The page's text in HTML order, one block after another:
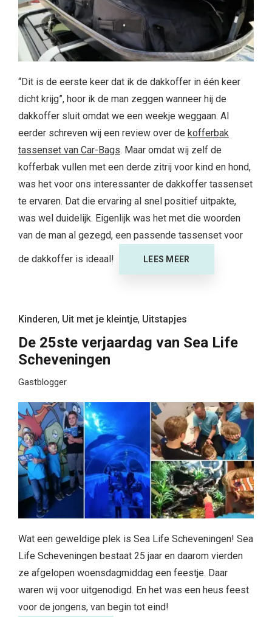
“Dit is de eerste keer dat ik de dakkoffer in één keer
dicht krijg”, hoor ik de man zeggen wanneer hij de
dakkoffer sluit omdat we een weekje weggaan. Al
eerder schreven wij een review over de kofferbak
tassenset van Car-Bags. Maar omdat wij zelf de
kofferbak vullen met een derde zitrij voor kind en hond,
was het voor ons interessanter de dakkoffer tassenset
te ervaren. Dat die ervaring al snel positief uitpakte,
was wel duidelijk. Eigenlijk was het met die woorden
van de man al gezegd, een passende tassenset voor
de dakkoffer is ideaal! LEES MEER
Kinderen, Uit met je kleintje, Uitstapjes
De 25ste verjaardag van Sea Life
Scheveningen
Gastblogger
Wat een geweldige plek is Sea Life Scheveningen! Sea
Life Scheveningen bestaat 25 jaar en daarom vierden
ze afgelopen woensdagmiddag een feestje. Daar
waren wij voor uitgenodigd. En het was een heus feest
voor de jongens, van begin tot eind!